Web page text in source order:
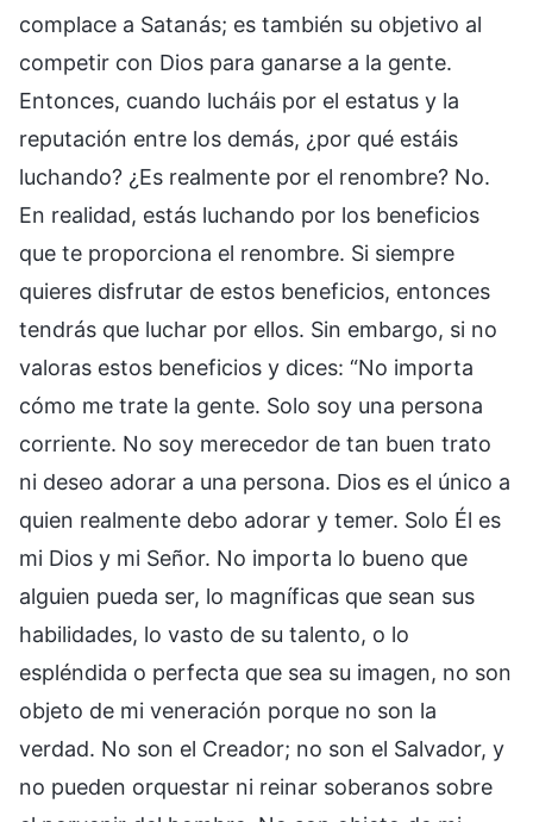
complace a Satanás; es también su objetivo al
competir con Dios para ganarse a la gente.
Entonces, cuando lucháis por el estatus y la
reputación entre los demás, ¿por qué estáis
luchando? ¿Es realmente por el renombre? No.
En realidad, estás luchando por los beneficios
que te proporciona el renombre. Si siempre
quieres disfrutar de estos beneficios, entonces
tendrás que luchar por ellos. Sin embargo, si no
valoras estos beneficios y dices: “No importa
cómo me trate la gente. Solo soy una persona
corriente. No soy merecedor de tan buen trato
ni deseo adorar a una persona. Dios es el único a
quien realmente debo adorar y temer. Solo Él es
mi Dios y mi Señor. No importa lo bueno que
alguien pueda ser, lo magníficas que sean sus
habilidades, lo vasto de su talento, o lo
espléndida o perfecta que sea su imagen, no son
objeto de mi veneración porque no son la
verdad. No son el Creador; no son el Salvador, y
no pueden orquestar ni reinar soberanos sobre